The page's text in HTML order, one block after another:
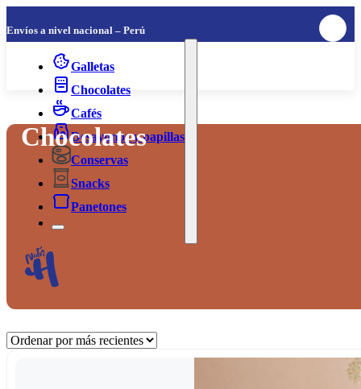
Envíos a nivel nacional – Perú
Galletas
Chocolates
Cafés
Desayunos y papillas
Conservas
Snacks
Panetones
Chocolates